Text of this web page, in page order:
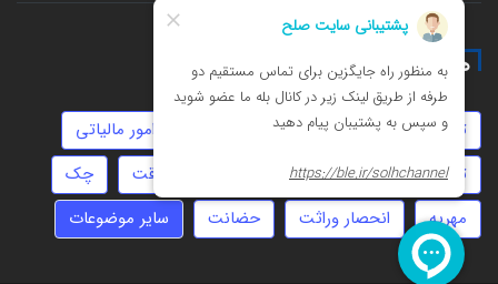
همه چیز درباره
توهین روابط نامشروع
امور مالیاتی
تهمت
کلاهبرداری عقد موقت
چک
مهریه
انحصار وراثت حضانت سایر موضوعات